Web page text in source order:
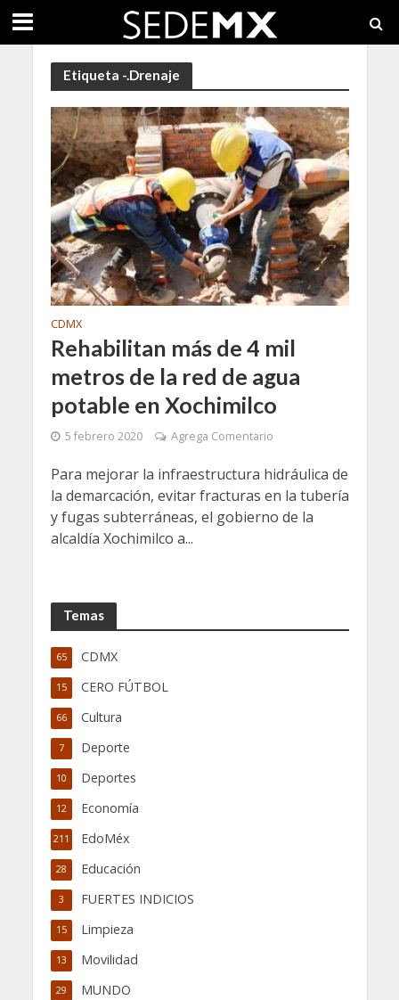
Etiqueta -.Drenaje
CDMX
Rehabilitan más de 4 mil
metros de la red de agua
potable en Xochimilco
5 febrero 2020 Agrega Comentario
Para mejorar la infraestructura hidráulica de
la demarcación, evitar fracturas en la tubería
y fugas subterráneas, el gobierno de la
alcaldía Xochimilco a...
Temas
CDMX
65
CERO FÚTBOL
15
Cultura
66
Deporte
7
Deportes
10
Economía
12
EdoMéx
211
Educación
28
FUERTES INDICIOS
3
Limpieza
15
Movilidad
13
MUNDO
29